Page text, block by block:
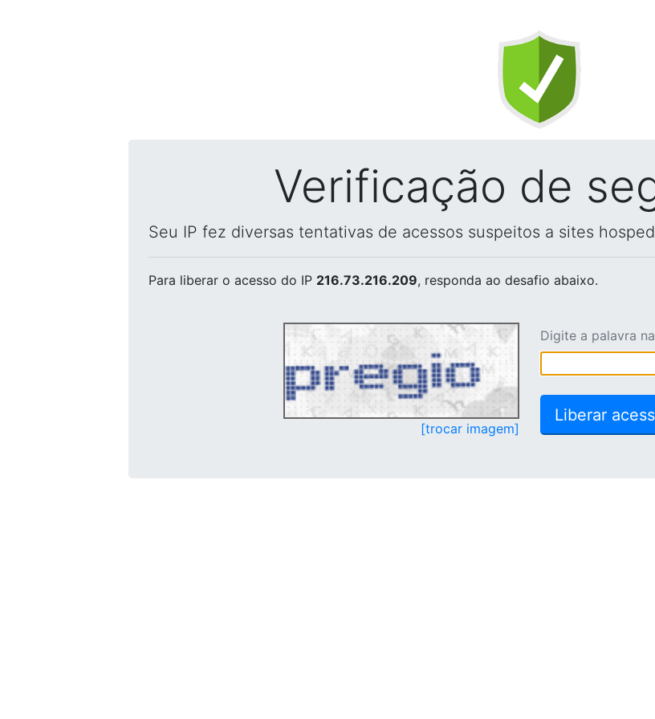
Verificação de
Seu IP fez diversas tentativas de acessos suspeitos a sites
Para liberar o acesso do IP 216.73.216.209, responda ao desafio abaixo.
[trocar imagem]
Digite a palavra